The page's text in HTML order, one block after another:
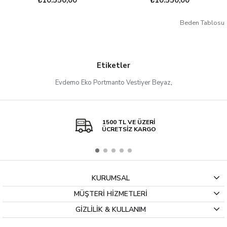
Beden Tablosu
Etiketler
Evdemo Eko Portmanto Vestiyer Beyaz,
1500 TL VE ÜZERİ
ÜCRETSİZ KARGO
KURUMSAL
MÜŞTERİ HİZMETLERİ
GİZLİLİK & KULLANIM